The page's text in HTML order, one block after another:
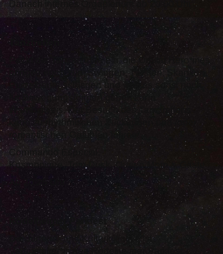
Danach internes Orgaplenum ab 20:00 Uhr
Tanztreffen
Packt die Tanzschuhe ein, die Orbital Hero*ines
bringen euch zum Swingen, Twisten, Skanken,
Purzelbaum schlagen und was es sonst noch
für Bewegungsformen geben kann.
Warnhinweis: Der Besuch des Tanztreffens
kann zu rhythmischen Zuckungen und-/oder
romantischen Gefühlen führen!
Commando Especial:
Kosmonique, Tom Duck, Queen Mom & Gäste
Ab 20:25 Uhr
Rödelheimer Parkfest
Die Jugend- und Kulturinitiative ist
Veranstalter*in des Rödelheimer Parkfest,